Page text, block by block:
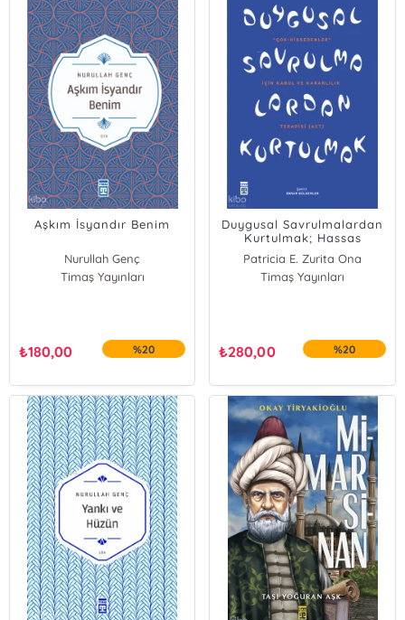
Aşkım İsyandır Benim
Nurullah Genç
Timaş Yayınları
₺180,00 %20
Duygusal Savrulmalardan
Kurtulmak; Hassas
Tabiatlar İçin Kabul ve
Kararlılık Terapisi (ACT)
Patricia E. Zurita Ona
Timaş Yayınları
₺280,00 %20